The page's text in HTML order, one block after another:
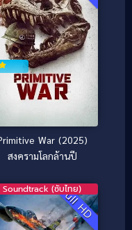
War (2025)
สงครามโลกล้านปี
Full HD
Soundtrack (ซับไทย)